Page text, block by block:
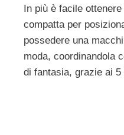
In più è facile
compatta per
possedere una
moda, coordinandola
di fantasia, grazie ai